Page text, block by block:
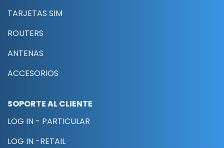
TARJETAS SIM
ROUTERS
ANTENAS
ACCESORIOS
SOPORTE AL CLIENTE
LOG IN - PARTICULAR
LOG IN -RETAIL